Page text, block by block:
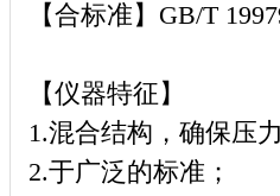
【合标准】GB/T
【仪器特征】
1.混合结构，确保压
2.于广泛的标准；